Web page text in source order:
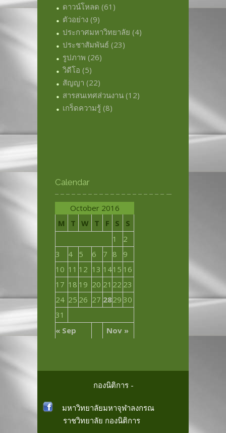
ดาวน์โหลด (61)
ตัวอย่าง (9)
ประกาศมหาวิทยาลัย (4)
ประชาสัมพันธ์ (23)
รูปภาพ (26)
วิดีโอ (5)
สัญญา (22)
สารสนเทศส่วนงาน (12)
เกร็ดความรู้ (8)
Calendar
October 2016
M
T W T F S S
« Sep Nov »
1
2
3
4 5 6 7 8
9
10 11 12 13 1415 16
17 18 19 20 21 22 23
24 25 26 27 2829 30
31
กองนิติการ -
มหาวิทยาลัยมหาจุฬาลงกรณ
ราชวิทยาลัย กองนิติการ